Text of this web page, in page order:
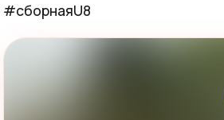
#сборнаяU8